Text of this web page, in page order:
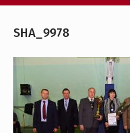
SHA_9978